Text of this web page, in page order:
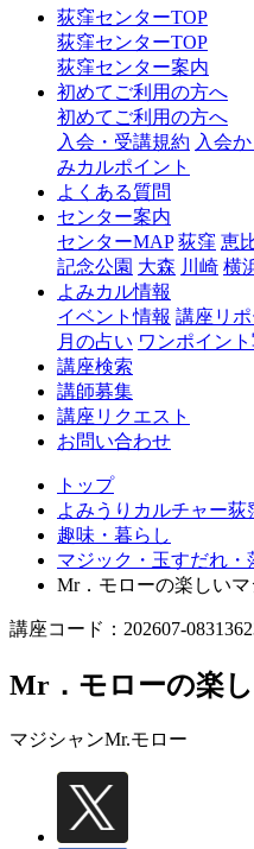
荻窪センターTOP
荻窪センターTOP
荻窪センター案内
初めてご利用の方へ
初めてご利用の方へ
入会・受講規約 入会
みカルポイント
よくある質問
センター案内
センターMAP 荻窪 恵
記念公園 大森 川崎 横
よみカル情報
イベント情報 講座リ
月の占い ワンポイン
講座検索
講師募集
講座リクエスト
お問い合わせ
トップ
よみうりカルチャー荻
趣味・暮らし
マジック・玉すだれ
Mr．モローの楽しいマ
講座コード：202607-
Mr．モローの楽
マジシャンMr.モロー